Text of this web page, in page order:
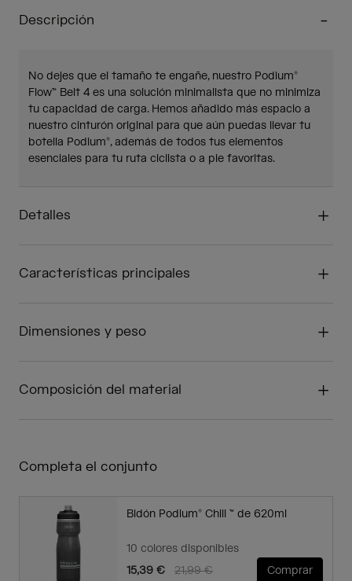
Descripción
No dejes que el tamaño te engañe, nuestro Podium®
Flow™ Belt 4 es una solución minimalista que no minimiza
tu capacidad de carga. Hemos añadido más espacio a
nuestro cinturón original para que aún puedas llevar tu
botella Podium®, además de todos tus elementos
esenciales para tu ruta ciclista o a pie favoritas.
Detalles
Características principales
Dimensiones y peso
Composición del material
Completa el conjunto
Bidón Podium® Chill ™ de 620ml
10 colores disponibles
Price reduced from
21,99 €to
15,39 € Comprar